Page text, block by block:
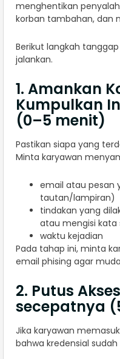
menghentikan
korban tambahan, dan
Berikut langkah
jalankan.
1. Amankan
Kumpulkan
(0–5 menit)
Pastikan siapa yang
Minta karyawan
email atau pesan
tautan/lampiran)
tindakan yang
atau mengisi kata
waktu kejadian
Pada tahap ini, minta
email phising agar
2. Putus
secepatnya
Jika karyawan
bahwa kredensial